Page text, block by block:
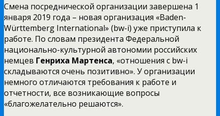
Смена посреднической организации завершена 1
января 2019 года – новая организация «Baden-
Württemberg International» (bw-i) уже приступила к
работе. По словам президента Федеральной
национально-культурной автономии российских
немцев Генриха Мартенса, «отношения с bw-i
складываются очень позитивно». У организации
немного отличаются требования к работе и
отчетности, все возникающие вопросы
«благожелательно решаются».